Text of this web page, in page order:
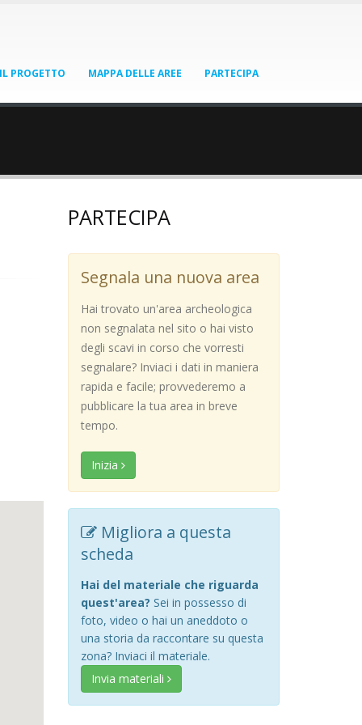
IL PROGETTO MAPPA DELLE AREE PARTECIPA
PARTECIPA
Segnala una nuova area
Hai trovato un'area archeologica
non segnalata nel sito o hai visto
degli scavi in corso che vorresti
segnalare? Inviaci i dati in maniera
rapida e facile; provvederemo a
pubblicare la tua area in breve
tempo.
Inizia
Migliora a questa
scheda
Hai del materiale che riguarda
quest'area? Sei in possesso di
foto, video o hai un aneddoto o
una storia da raccontare su questa
zona? Inviaci il materiale.
Invia materiali